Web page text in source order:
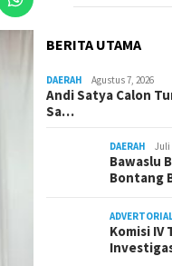
BERITA UTAMA
DAERAH Agustus 7, 2026
Andi Satya Calon
Sa…
DAERAH Juli
Bawaslu
Bontang
Komisi IV